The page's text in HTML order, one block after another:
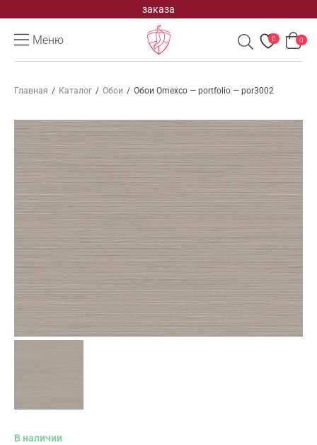
заказа
Меню 0 0
Главная / Каталог / Обои / Обои Omexco — portfolio — por3002
В наличии